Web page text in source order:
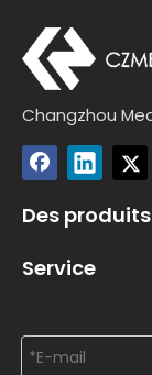
Changzhou
Des produits
Service